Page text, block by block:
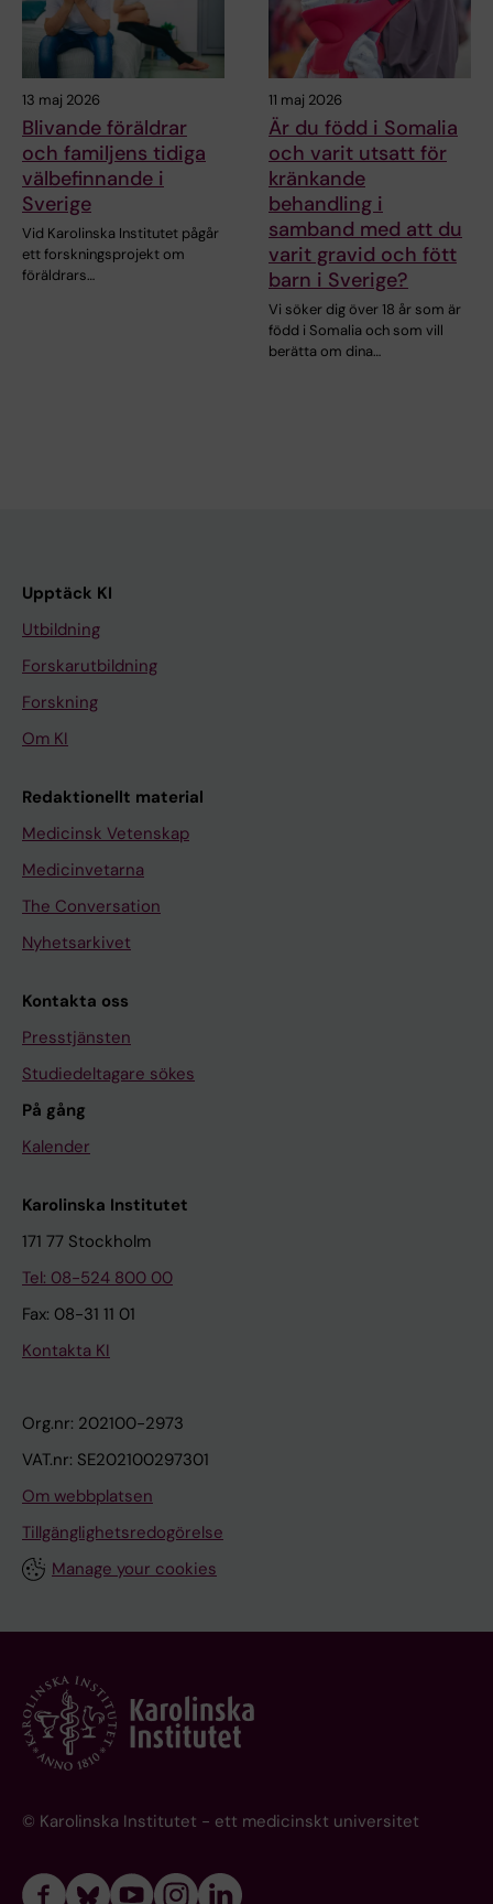
13 maj 2026
Blivande föräldrar
och familjens tidiga
välbefinnande i
Sverige
Vid Karolinska Institutet pågår
ett forskningsprojekt om
föräldrars…
11 maj 2026
Är du född i Somalia
och varit utsatt för
kränkande
behandling i
samband med att du
varit gravid och fött
barn i Sverige?
Vi söker dig över 18 år som är
född i Somalia och som vill
berätta om dina…
Upptäck KI
Utbildning
Forskarutbildning
Forskning
Om KI
Redaktionellt material
Medicinsk Vetenskap
Medicinvetarna
The Conversation
Nyhetsarkivet
Kontakta oss
Presstjänsten
Studiedeltagare sökes
På gång
Kalender
Karolinska Institutet
171 77 Stockholm
Tel: 08-524 800 00
Fax: 08-31 11 01
Kontakta KI
Org.nr: 202100-2973
VAT.nr: SE202100297301
Om webbplatsen
Tillgänglighetsredogörelse
Manage your cookies
© Karolinska Institutet - ett medicinskt universitet